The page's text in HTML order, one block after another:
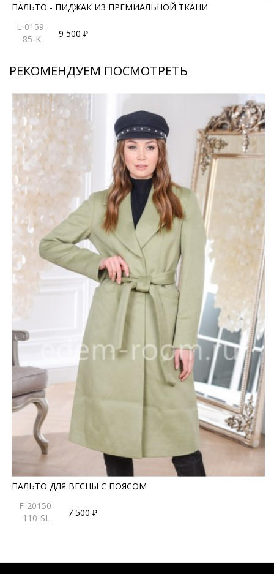
ПАЛЬТО - ПИДЖАК ИЗ ПРЕМИАЛЬНОЙ ТКАНИ
L-0159-
85-K
9 500 ₽
РЕКОМЕНДУЕМ ПОСМОТРЕТЬ
ПАЛЬТО ДЛЯ ВЕСНЫ С ПОЯСОМ
F-20150-
110-SL
7 500 ₽